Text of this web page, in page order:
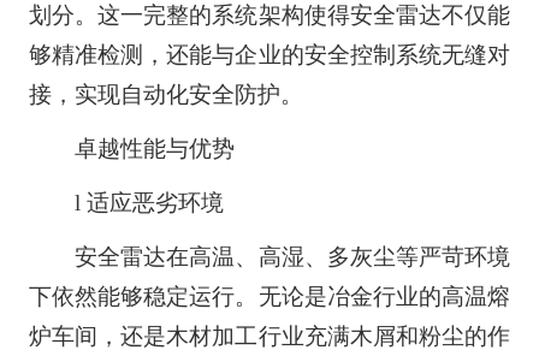
划分。这一完整的系统架构使得安全雷达不仅能
够精准检测，还能与企业的安全控制系统无缝对
接，实现自动化安全防护。
卓越性能与优势
l 适应恶劣环境
安全雷达在高温、高湿、多灰尘等严苛环境
下依然能够稳定运行。无论是冶金行业的高温熔
炉车间，还是木材加工行业充满木屑和粉尘的作